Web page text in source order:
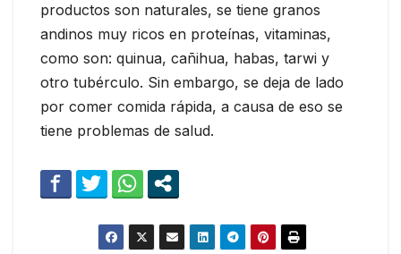
productos son naturales, se tiene granos
andinos muy ricos en proteínas, vitaminas,
como son: quinua, cañihua, habas, tarwi y
otro tubérculo. Sin embargo, se deja de lado
por comer comida rápida, a causa de eso se
tiene problemas de salud.